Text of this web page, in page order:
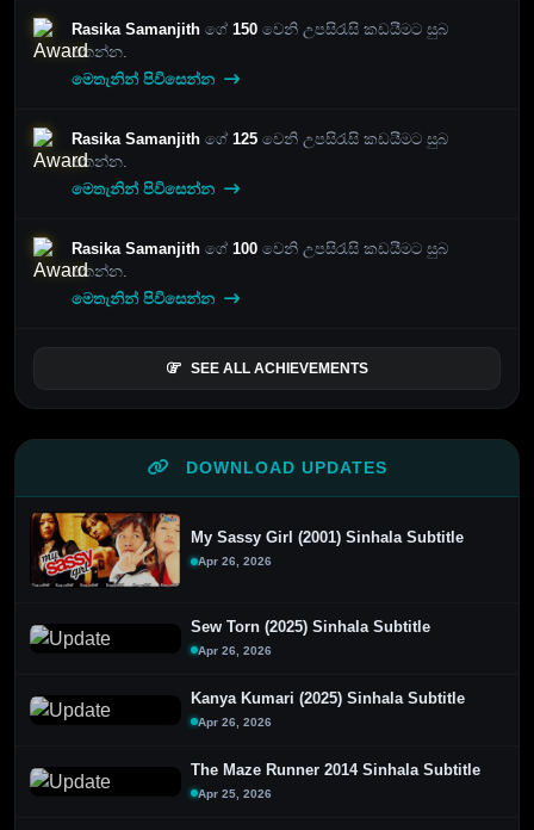
Rasika Samanjith ගේ 150 වෙනි උපසිරැසි කඩයීමට සුබ
පතන්න.
මෙතැනින් පිවිසෙන්න
Rasika Samanjith ගේ 125 වෙනි උපසිරැසි කඩයීමට සුබ
පතන්න.
මෙතැනින් පිවිසෙන්න
Rasika Samanjith ගේ 100 වෙනි උපසිරැසි කඩයීමට සුබ
පතන්න.
මෙතැනින් පිවිසෙන්න
SEE ALL ACHIEVEMENTS
DOWNLOAD UPDATES
My Sassy Girl (2001) Sinhala Subtitle
Apr 26, 2026
Sew Torn (2025) Sinhala Subtitle
Apr 26, 2026
Kanya Kumari (2025) Sinhala Subtitle
Apr 26, 2026
The Maze Runner 2014 Sinhala Subtitle
Apr 25, 2026